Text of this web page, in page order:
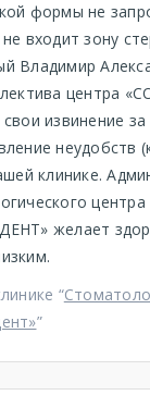
формы не
входит зону
Владимир
центра
извинение за
неудобств
клинике.
центра
желает
“
”